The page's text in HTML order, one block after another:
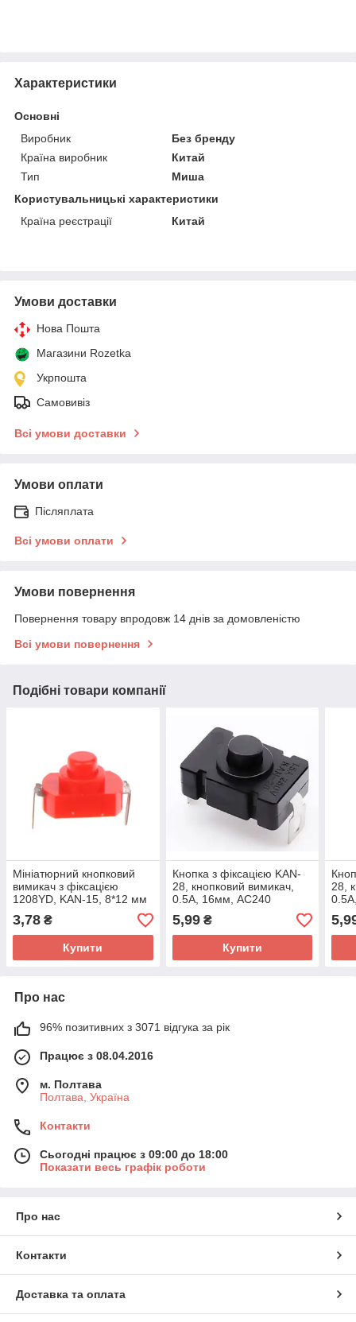
Характеристики
Основні
Виробник
Без бренду
Країна виробник
Китай
Тип
Миша
Користувальницькі характеристики
Країна реєстрації
Китай
Умови доставки
Нова Пошта
Магазини Rozetka
Укрпошта
Самовивіз
Всі умови доставки
Умови оплати
Післяплата
Всі умови оплати
Умови повернення
Повернення товару впродовж 14 днів за домовленістю
Всі умови повернення
Подібні товари компанії
Мініатюрний кнопковий
вимикач з фіксацією
1208YD, KAN-15, 8*12 мм
- червоний
3,78 ₴
Купити
Кнопка з фіксацією KAN-
28, кнопковий вимикач,
0.5А, 16мм, AC240
5,99₴
Купити
28,
Про нас
96% позитивних з 3071 відгука за рік
Працює з 08.04.2016
м. Полтава
Полтава, Україна
Контакти
Сьогодні працює з 09:00 до 18:00
Показати весь графік роботи
Про нас
Контакти
Доставка та оплата